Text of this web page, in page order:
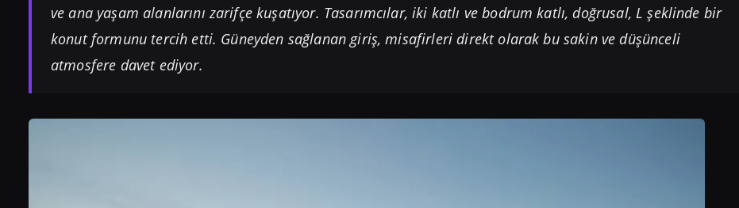
ve ana yaşam alanlarını zarifçe kuşatıyor. Tasarımcılar, iki katlı ve bodrum katlı, doğrusal, L şeklinde bir
konut formunu tercih etti. Güneyden sağlanan giriş, misafirleri direkt olarak bu sakin ve düşünceli
atmosfere davet ediyor.